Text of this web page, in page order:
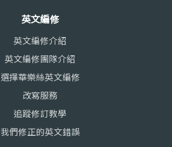
英文編修
英文編修介紹
英文編修團隊介紹
選擇華樂絲英文編修
改寫服務
追蹤修訂教學
我們修正的英文錯誤